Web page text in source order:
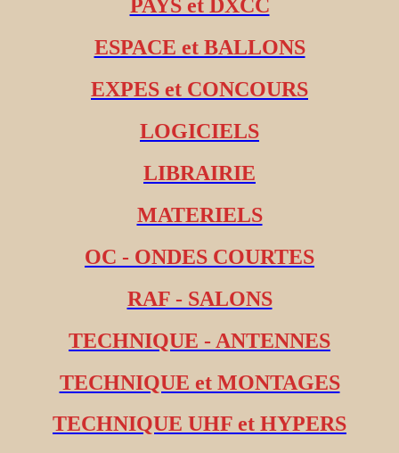
PAYS et DXCC
ESPACE et BALLONS
EXPES et CONCOURS
LOGICIELS
LIBRAIRIE
MATERIELS
OC - ONDES COURTES
RAF - SALONS
TECHNIQUE - ANTENNES
TECHNIQUE et MONTAGES
TECHNIQUE UHF et HYPERS